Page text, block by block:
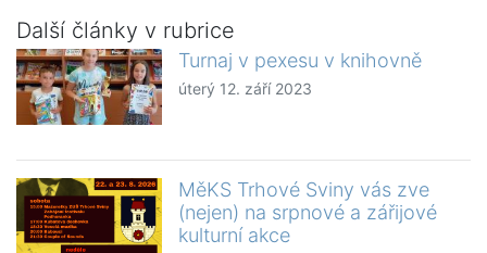
Další články v rubrice
Turnaj v pexesu v knihovně
úterý 12. září 2023
MěKS Trhové Sviny vás zve
(nejen) na srpnové a zářijové
kulturní akce